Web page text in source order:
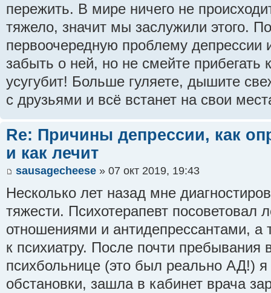
пережить. В мире ничего не
тяжело, значит мы заслужили этого.
первоочередную проблему депрессии
забыть о ней, но не смейте прибегать
усугубит! Больше гуляете, дышите
с друзьями и всё встанет на свои
Re: Причины депрессии, как
и как лечит
sausagecheese » 07 окт 2019, 19:43
Несколько лет назад мне
тяжести. Психотерапевт посоветовал
отношениями и антидепрессантами, а
к психиатру. После почти пребывания
психбольнице (это был реально АД!)
обстановки, зашла в кабинет врача